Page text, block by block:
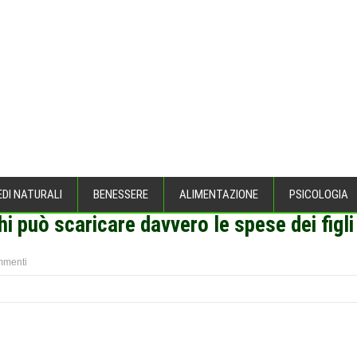
NATURALI BENESSERE ALIMENTAZIONE PSICOLOGIA
può scaricare davvero le spese dei figli